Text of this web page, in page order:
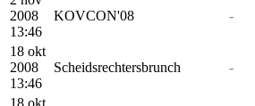
2008
13:46
KOVCON'08 -
18 okt
2008
13:46
Scheidsrechtersbrunch -